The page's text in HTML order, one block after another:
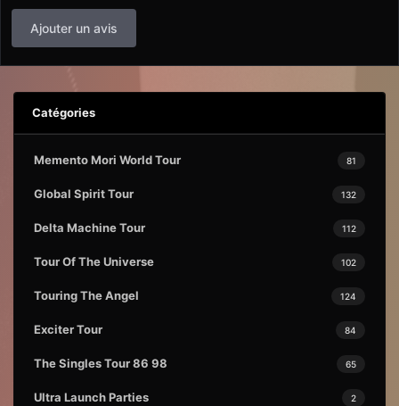
Ajouter un avis
Catégories
81
Memento Mori World Tour
132
Global Spirit Tour
112
Delta Machine Tour
102
Tour Of The Universe
124
Touring The Angel
84
Exciter Tour
65
The Singles Tour 86 98
2
Ultra Launch Parties